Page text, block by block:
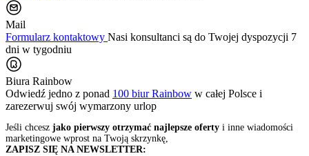
Mail
Formularz kontaktowy Nasi konsultanci są do Twojej dyspozycji 7
dni w tygodniu
Biura Rainbow
Odwiedź jedno z ponad 100 biur Rainbow w całej Polsce i
zarezerwuj swój wymarzony urlop
Jeśli chcesz jako pierwszy otrzymać najlepsze oferty i inne wiadomości
marketingowe wprost na Twoją skrzynkę,
ZAPISZ SIĘ NA NEWSLETTER: